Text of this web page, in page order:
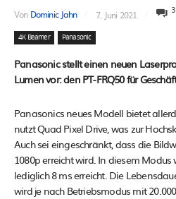
Von Dominic Jahn 7. Juni 2021 3
4K Beamer Panasonic
Panasonic stellt einen neuen
Lumen vor: den PT-FRQ50 für
Panasonics neues Modell bietet
nutzt Quad Pixel Drive, was zur
Auch sei eingeschränkt, dass die
1080p erreicht wird. In diesem
lediglich 8 ms erreicht. Die
wird je nach Betriebsmodus mit